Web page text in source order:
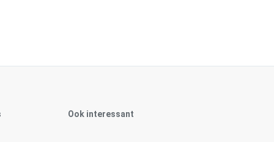
Ook interessant